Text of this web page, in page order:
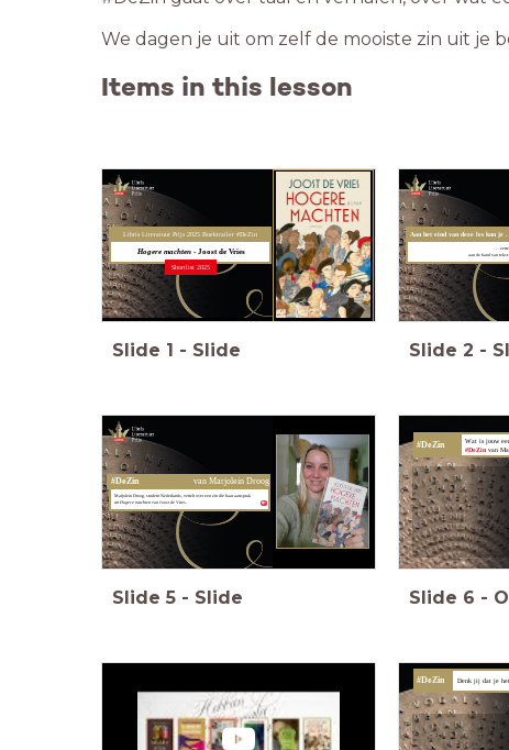
We dagen je uit om zelf de mooiste zin uit je
Items in this lesson
Libris Literatuur Prijs 2025 Boektrailer #DeZin
Hogere machten - Joost de Vries
Shortlist 2025
Slide 1 - Slide
Aan het eind van deze les kun je .
. . .
aan de hand van
Slide 2 -
#DeZin
Marjolein Droog, student Nederlands, vertelt over een zin die haar aansprak
uit Hogere machtenvan Joost de Vries
van Marjolein Droog
Slide 5 - Slide
#DeZin Wat is jouw
#DeZin van
Slide 6 -
#DeZin Denk jij dat je